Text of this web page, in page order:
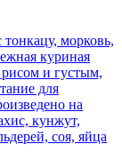
тонкацу, морковь,
куриная
и густым,
для
на
кунжут,
соя, яйца